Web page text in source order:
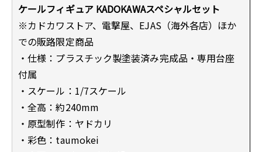
ケールフィギュア KADOKAWAスペシャルセット
※カドカワストア、電撃屋、EJAS（海外各店）ほか
での販路限定商品
・仕様：プラスチック製塗装済み完成品・専用台座
付属
・スケール：1/7スケール
・全高：約240mm
・原型制作：ヤドカリ
・彩色：taumokei